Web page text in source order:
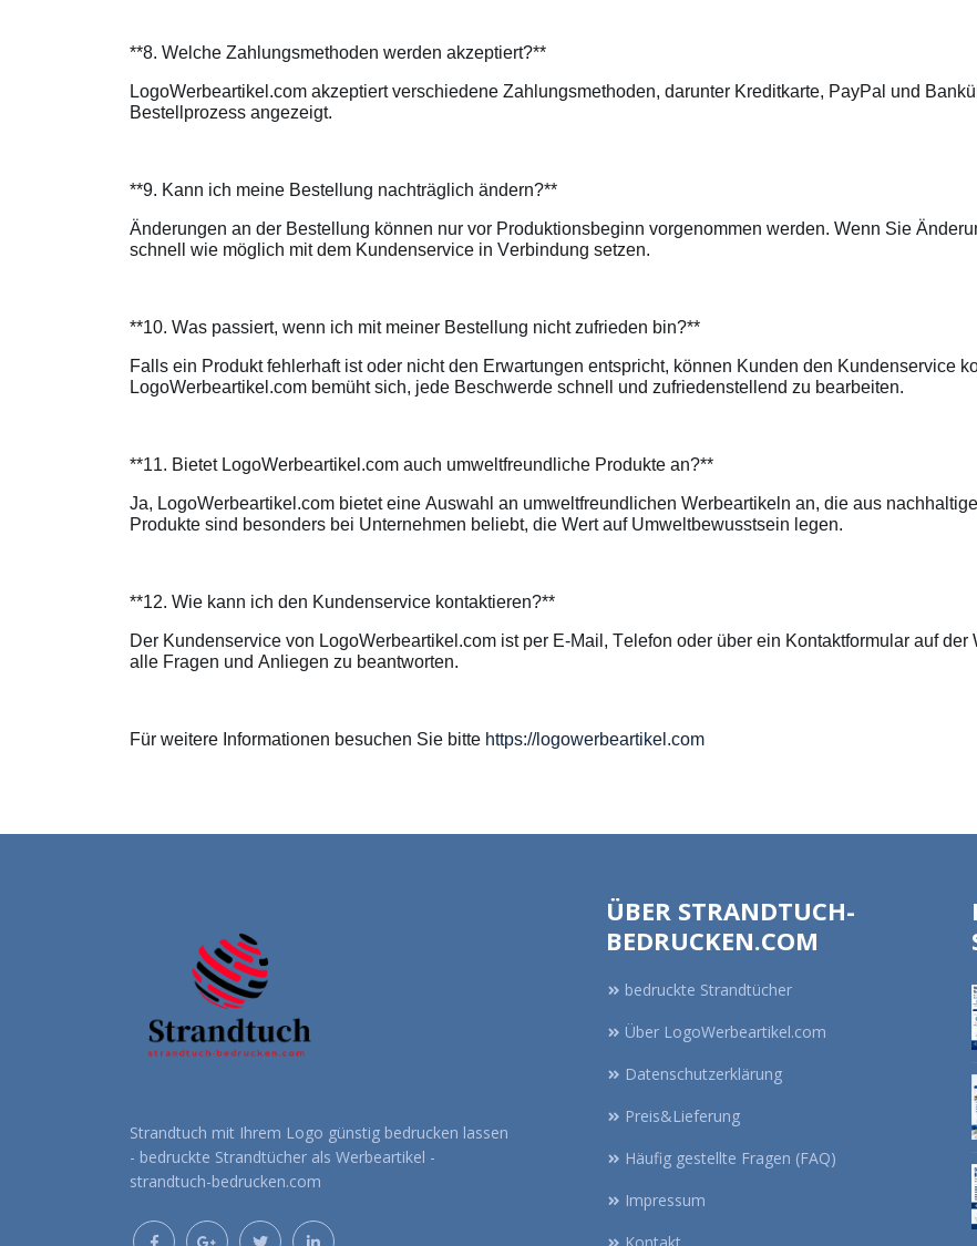
**8. Welche Zahlungsmethoden werden akzeptiert?**
LogoWerbeartikel.com akzeptiert verschiedene Zahlungsmethoden, darunter Kreditkarte, PayPal und
Bestellprozess angezeigt.
**9. Kann ich meine Bestellung nachträglich ändern?**
Änderungen an der Bestellung können nur vor Produktionsbeginn vorgenommen werden. Wenn Sie
schnell wie möglich mit dem Kundenservice in Verbindung setzen.
**10. Was passiert, wenn ich mit meiner Bestellung nicht zufrieden bin?**
Falls ein Produkt fehlerhaft ist oder nicht den Erwartungen entspricht, können Kunden den Kundenservice
LogoWerbeartikel.com bemüht sich, jede Beschwerde schnell und zufriedenstellend zu bearbeiten.
**11. Bietet LogoWerbeartikel.com auch umweltfreundliche Produkte an?**
Ja, LogoWerbeartikel.com bietet eine Auswahl an umweltfreundlichen Werbeartikeln an, die aus
Produkte sind besonders bei Unternehmen beliebt, die Wert auf Umweltbewusstsein legen.
**12. Wie kann ich den Kundenservice kontaktieren?**
Der Kundenservice von LogoWerbeartikel.com ist per E-Mail, Telefon oder über ein Kontaktformular auf
alle Fragen und Anliegen zu beantworten.
Für weitere Informationen besuchen Sie bitte https://logowerbeartikel.com
Strandtuch mit Ihrem Logo günstig bedrucken lassen
- bedruckte Strandtücher als Werbeartikel -
strandtuch-bedrucken.com
ÜBER STRANDTUCH-
BEDRUCKEN.COM
bedruckte Strandtücher
Über LogoWerbeartikel.com
Datenschutzerklärung
Preis&Lieferung
Häufig gestellte Fragen (FAQ)
Impressum
Kontakt